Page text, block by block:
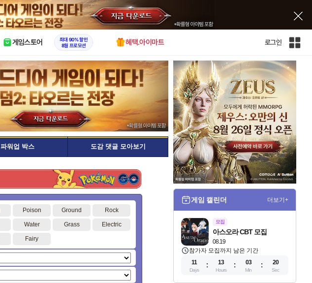
X
게임스토어
최대 90% 할인
8월 프로모션
혜택.아이마트 로그인
인
체
사
파워업 박스 도감 댓글 모아보기
Poison Ground Rock
Water Grass Electric
Fairy
게임 캘린더 더보기+
모집
08.19
아스오라 CBT 모집
참가자 모집까지 남은 기간
11
Days
13
Hours
03
Min
19
Sec